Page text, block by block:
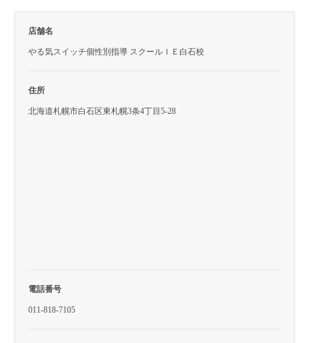
店舗名
やる気スイッチ個性別指導 スクールＩＥ白石校
住所
北海道札幌市白石区東札幌3条4丁目5-28
電話番号
011-818-7105